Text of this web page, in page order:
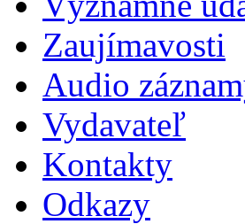
Zaujímavosti
Audio
Vydavateľ
Kontakty
Odkazy